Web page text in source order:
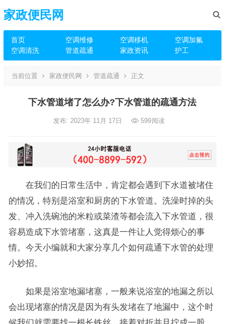
家政便民网
首页 空调维修 空调移机
空调加氟
空调清洗
管道疏通 家政资讯 护工
当前位置 家政便民网 管道疏通 正文
下水管道堵了怎么办?下水管道的疏通方法
发布: 2023年 11月 17日 599阅读
在我们的日常生活中，肯定都会遇到下水道被堵住
的情况，特别是浴室和厨房的下水管道。洗澡时掉的头
发、冲入洗碗池的米粒或菜渣等都会流入下水管道，很
容易造成下水管堵塞，这真是一件让人觉得烦心的事
情。今天小编就和大家分享几个如何疏通下水管的处理
小妙招。
如果是浴室地漏堵塞，一般来说浴室的地漏之所以
会出现堵塞的情况是因为有头发堵在了地漏中，这个时